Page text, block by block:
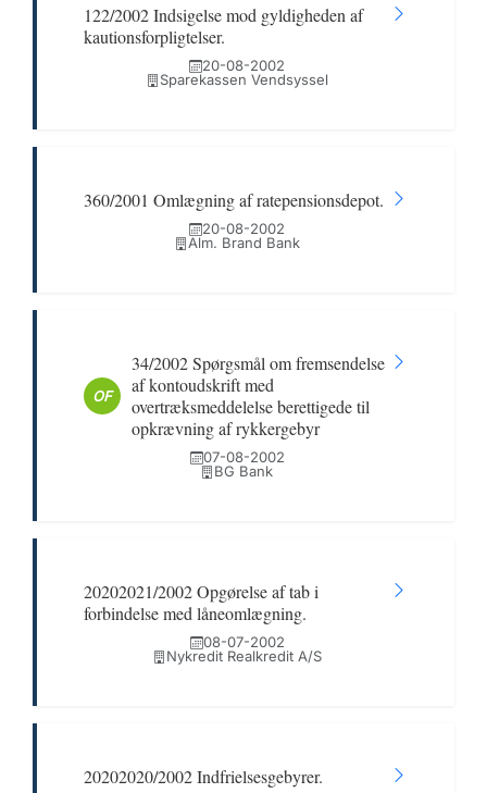
122/2002 Indsigelse mod gyldigheden af
kautionsforpligtelser.
20-08-2002
Sparekassen Vendsyssel
360/2001 Omlægning af ratepensionsdepot.
20-08-2002
Alm. Brand Bank
OF
34/2002 Spørgsmål om fremsendelse
af kontoudskrift med
overtræksmeddelelse berettigede til
opkrævning af rykkergebyr
07-08-2002
BG Bank
20202021/2002 Opgørelse af tab i
forbindelse med låneomlægning.
08-07-2002
Nykredit Realkredit A/S
20202020/2002 Indfrielsesgebyrer.